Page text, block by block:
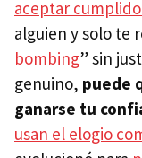
aceptar
alguien y solo te
bombing” sin
genuino, puede
ganarse tu
usan el elogio